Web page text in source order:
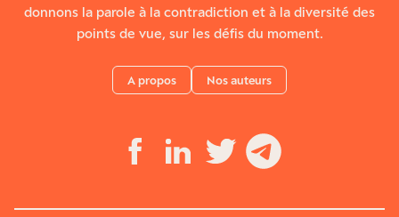
donnons la parole à la contradiction et à la diversité des
points de vue, sur les défis du moment.
A propos Nos auteurs